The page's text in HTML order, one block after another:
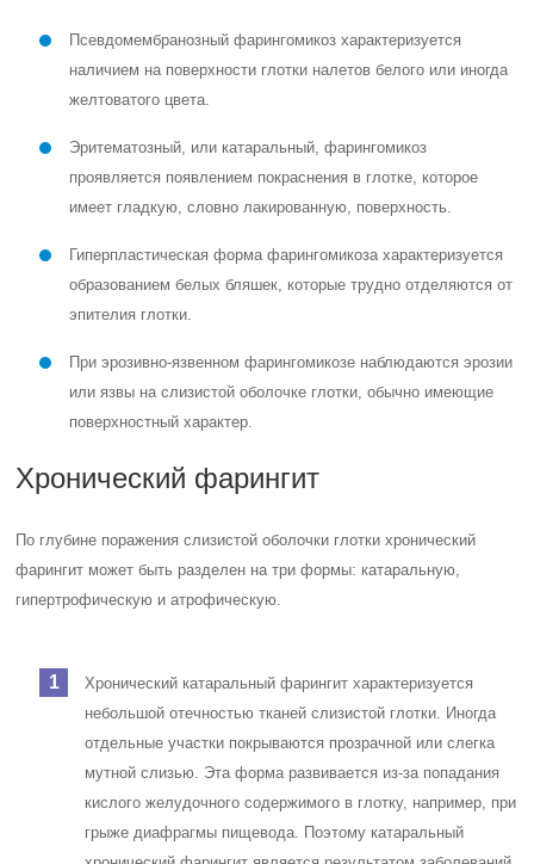
Псевдомембранозный фарингомикоз характеризуется
наличием на поверхности глотки налетов белого или иногда
желтоватого цвета.
Эритематозный, или катаральный, фарингомикоз
проявляется появлением покраснения в глотке, которое
имеет гладкую, словно лакированную, поверхность.
Гиперпластическая форма фарингомикоза характеризуется
образованием белых бляшек, которые трудно отделяются от
эпителия глотки.
При эрозивно-язвенном фарингомикозе наблюдаются эрозии
или язвы на слизистой оболочке глотки, обычно имеющие
поверхностный характер.
Хронический фарингит
По глубине поражения слизистой оболочки глотки хронический
фарингит может быть разделен на три формы: катаральную,
гипертрофическую и атрофическую.
Хронический катаральный фарингит характеризуется
небольшой отечностью тканей слизистой глотки. Иногда
отдельные участки покрываются прозрачной или слегка
мутной слизью. Эта форма развивается из-за попадания
кислого желудочного содержимого в глотку, например, при
грыже диафрагмы пищевода. Поэтому катаральный